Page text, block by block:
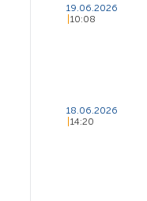
19.06.2026
10:08
18.06.2026
14:20